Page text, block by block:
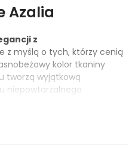
Azalia
z
z myślą o tych, którzy cenią
kolor tkaniny
tworzą wyjątkową
niepowtarzalnego
86 cm wysokości i 58